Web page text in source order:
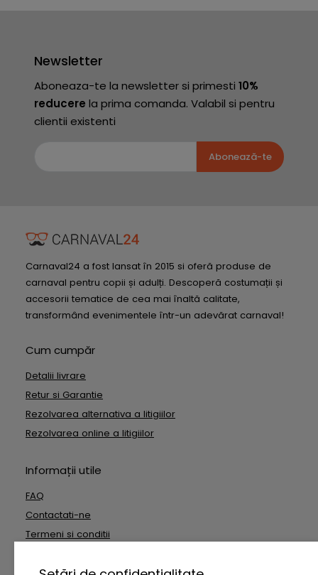
Newsletter
Aboneaza-te la newsletter si primesti 10%
reducere la prima comanda. Valabil si pentru
clientii existenti
Abonează-te
Carnaval24 a fost lansat în 2015 si oferă produse de
carnaval pentru copii și adulți. Descoperă costumații și
accesorii tematice de cea mai înaltă calitate,
transformând evenimentele într-un adevărat carnaval!
Cum cumpăr
Detalii livrare
Retur si Garantie
Rezolvarea alternativa a litigiilor
Rezolvarea online a litigiilor
Informații utile
FAQ
Contactati-ne
Termeni si conditii